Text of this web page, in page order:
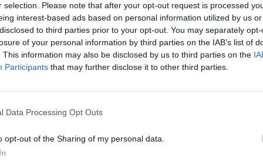
selection. Please note that after your opt-out request is processed
interest-based ads based on personal information utilized by us
to third parties prior to your opt-out. You may separately
of your personal information by third parties on the IAB’s list of
This information may also be disclosed by us to third parties on the
Participants that may further disclose it to other third parties.
Data Processing Opt Outs
opt-out of the Sharing of my personal data.
poplatokMesačný poplatok
20 eur
10 eur
eur
20 eur
eur 20 eur
licenčné práva televíznych staníc a umožňuje
uzavretých priestoroch. Pomôže prilákať
zariadení, alebo spríjemniť čakanie klientov
TV kanálov. Základom je bohatá
obsahom a množstvom živých prenosov
- len programy Digi Sport prinášajú v priemere